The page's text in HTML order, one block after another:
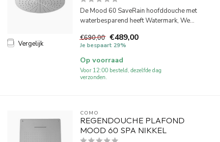
Vergelijk
De Mood 60 SaveRain hoofddouche met
waterbesparend heeft Watermark, We...
€690,00 €489,00
Je bespaart 29%
Op voorraad
Voor 12:00 besteld, dezelfde dag
verzonden.
COMO
REGENDOUCHE PLAFOND
MOOD 60 SPA NIKKEL